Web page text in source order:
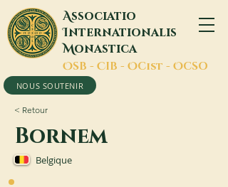
Associatio
Internationalis
Monastica
OSB - CIB - OCist - OCSO
NOUS SOUTENIR
< Retour
Bornem
Belgique